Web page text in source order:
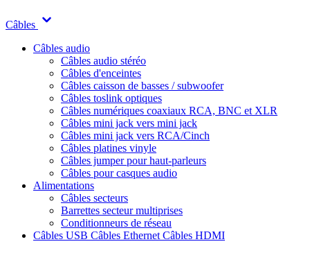
Câbles
Câbles audio
Câbles audio stéréo
Câbles d'enceintes
Câbles caisson de basses / subwoofer
Câbles toslink optiques
Câbles numériques coaxiaux RCA, BNC et XLR
Câbles mini jack vers mini jack
Câbles mini jack vers RCA/Cinch
Câbles platines vinyle
Câbles jumper pour haut-parleurs
Câbles pour casques audio
Alimentations
Câbles secteurs
Barrettes secteur multiprises
Conditionneurs de réseau
Câbles USB Câbles Ethernet Câbles HDMI